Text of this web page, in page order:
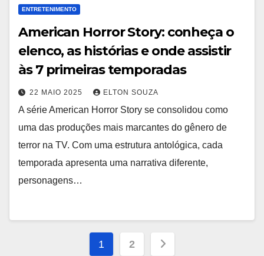
ENTRETENIMENTO
American Horror Story: conheça o
elenco, as histórias e onde assistir
às 7 primeiras temporadas
22 MAIO 2025 ELTON SOUZA
A série American Horror Story se consolidou como
uma das produções mais marcantes do gênero de
terror na TV. Com uma estrutura antológica, cada
temporada apresenta uma narrativa diferente,
personagens…
Paginação
1 2